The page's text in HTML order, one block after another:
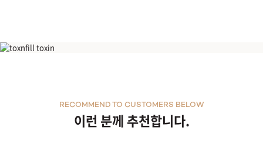
이런 분께 추천합니다.
RECOMMEND TO CUSTOMERS BELOW